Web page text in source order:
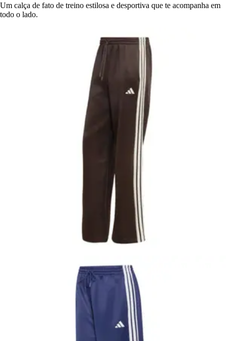
Um calça de fato de treino estilosa e desportiva que te acompanha em
todo o lado.